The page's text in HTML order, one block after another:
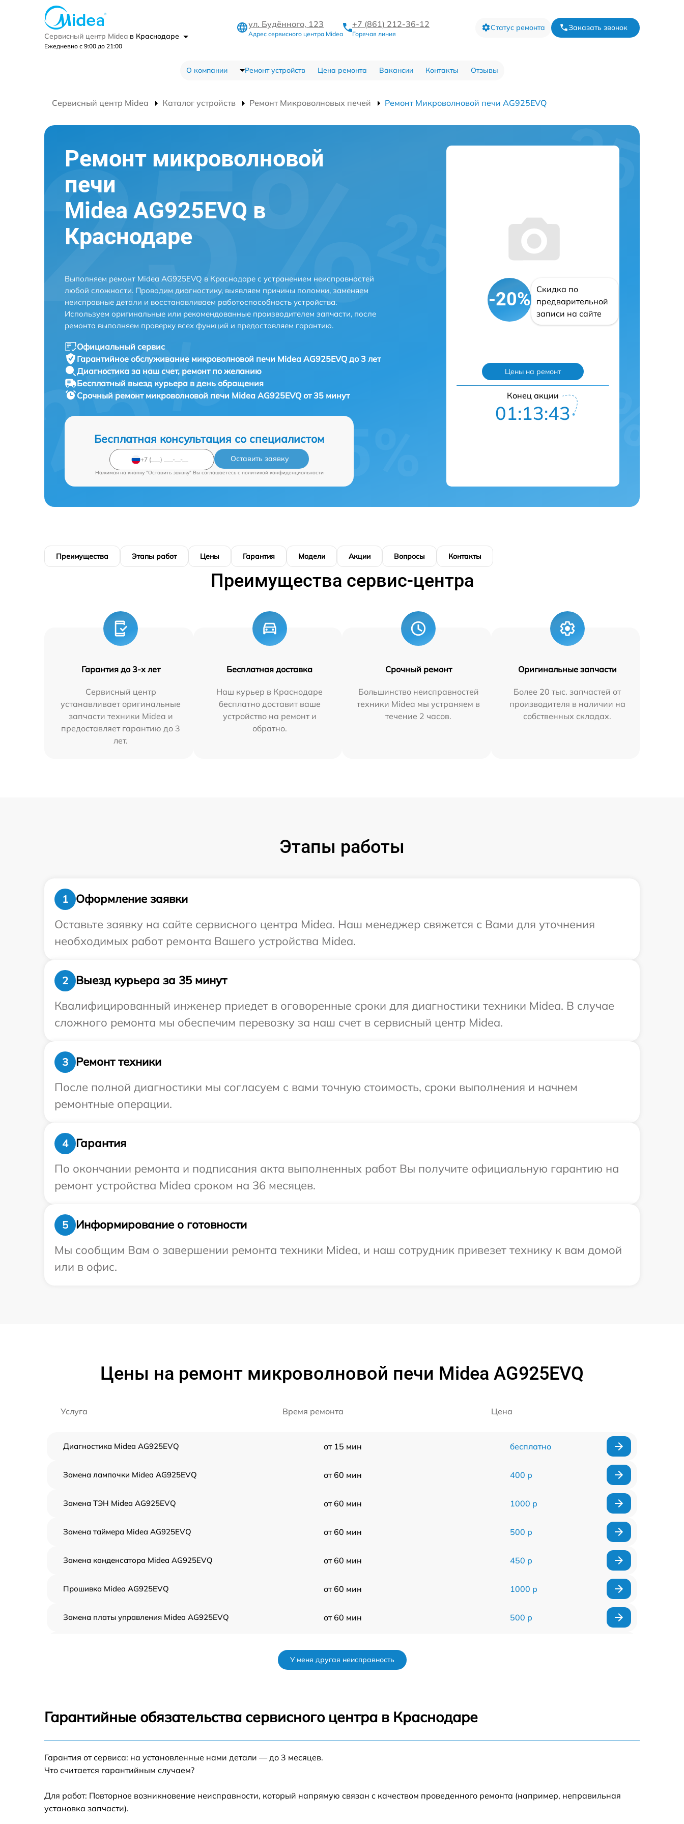
Сервисный центр Midea в Краснодаре
Ежедневно с 9:00 до 21:00
ул. Будённого, 123
Адрес сервисного центра Midea
+7 (861) 212-36-12
Горячая линия
Статус ремонта Заказать звонок
О компании Ремонт устройств Цена ремонта Вакансии Контакты Отзывы
Сервисный центр Midea Каталог устройств Ремонт Микроволновых печей Ремонт Микроволновой печи AG925EVQ
Ремонт микроволновой
печи
Midea AG925EVQ в
Краснодаре
Выполняем ремонт Midea AG925EVQ в Краснодаре с устранением неисправностей
любой сложности. Проводим диагностику, выявляем причины поломки, заменяем
неисправные детали и восстанавливаем работоспособность устройства.
Используем оригинальные или рекомендованные производителем запчасти, после
ремонта выполняем проверку всех функций и предоставляем гарантию.
Официальный сервис
Гарантийное обслуживание микроволновой печи Midea AG925EVQ до 3 лет
Диагностика за наш счет, ремонт по желанию
Бесплатный выезд курьера в день обращения
Срочный ремонт микроволновой печи Midea AG925EVQ от 35 минут
Бесплатная консультация со специалистом
Оставить заявку
Нажимая на кнопку "Оставить заявку" Вы соглашаетесь c политикой конфиденциальности
-20%
Скидка по
предварительной
записи на сайте
Цены на ремонт
Конец акции
01:13:42
Преимущества Этапы работ Цены Гарантия Модели Акции Вопросы Контакты
Преимущества сервис-центра
Гарантия до 3-х лет
Сервисный центр
устанавливает оригинальные
запчасти техники Midea и
предоставляет гарантию до 3
лет.
Бесплатная доставка
Наш курьер в Краснодаре
бесплатно доставит ваше
устройство на ремонт и
обратно.
Срочный ремонт
Большинство неисправностей
техники Midea мы устраняем в
течение 2 часов.
Оригинальные запчасти
Более 20 тыс. запчастей от
производителя в наличии на
собственных складах.
Этапы работы
1
Оформление заявки
Оставьте заявку на сайте сервисного центра Midea. Наш менеджер свяжется с Вами для уточнения
необходимых работ ремонта Вашего устройства Midea.
2
Выезд курьера за 35 минут
Квалифицированный инженер приедет в оговоренные сроки для диагностики техники Midea. В случае
сложного ремонта мы обеспечим перевозку за наш счет в сервисный центр Midea.
3
Ремонт техники
После полной диагностики мы согласуем с вами точную стоимость, сроки выполнения и начнем
ремонтные операции.
4
Гарантия
По окончании ремонта и подписания акта выполненных работ Вы получите официальную гарантию на
ремонт устройства Midea сроком на 36 месяцев.
5
Информирование о готовности
Мы сообщим Вам о завершении ремонта техники Midea, и наш сотрудник привезет технику к вам домой
или в офис.
Цены на ремонт микроволновой печи Midea AG925EVQ
Услуга Время ремонта Цена
Диагностика Midea AG925EVQ от 15 мин бесплатно
Замена лампочки Midea AG925EVQ от 60 мин 400 р
Замена ТЭН Midea AG925EVQ от 60 мин 1000 р
Замена таймера Midea AG925EVQ от 60 мин 500 р
Замена конденсатора Midea AG925EVQ от 60 мин 450 р
Прошивка Midea AG925EVQ от 60 мин 1000 р
Замена платы управления Midea AG925EVQ от 60 мин 500 р
Ремонт волновода Midea AG925EVQ
AG925EVQ
У меня другая неисправность
Гарантийные обязательства сервисного центра в Краснодаре
Гарантия от сервиса: на установленные нами детали — до 3 месяцев.
Что считается гарантийным случаем?
Для работ: Повторное возникновение неисправности, который напрямую связан с качеством проведенного ремонта (например, неправильная
установка запчасти).